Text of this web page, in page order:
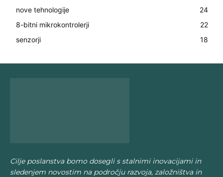
nove tehnologije
24
8-bitni mikrokontrolerji
22
senzorji
18
Cilje poslanstva bomo dosegli s stalnimi inovacijami in
sledenjem novostim na področju razvoja, založništva in